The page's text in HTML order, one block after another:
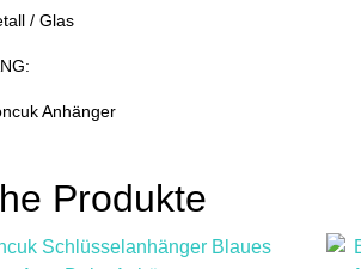
/ Glas
Anhänger
Produkte